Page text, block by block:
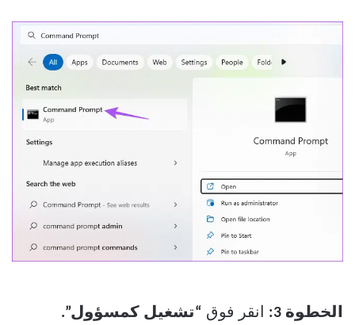
الخطوة 3: انقر فوق “تشغيل كمسؤول”.